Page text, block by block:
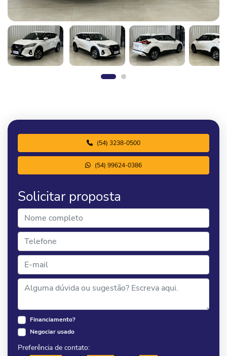
(54) 3238-0500
(54) 99624-0386
Solicitar proposta
Financiamento?
Negociar usado
Preferência de contato: